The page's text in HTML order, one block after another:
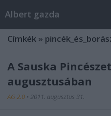
Albert gazda
Címkék »
A Sauska
augusztusában
AG 2.0 • 2011. augusztus 31.